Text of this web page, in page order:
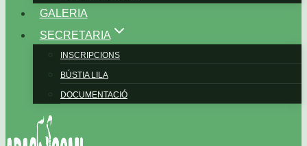
GALERIA
SECRETARIA
INSCRIPCIONS
BÚSTIA LILA
DOCUMENTACIÓ